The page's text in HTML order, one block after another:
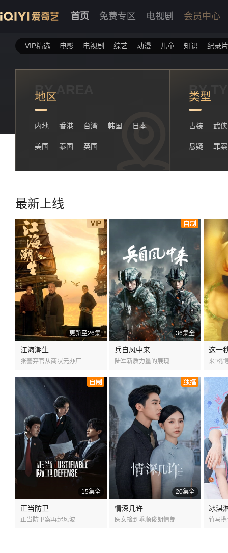
首页 免费专区 电视剧 会员中心
VIP精选 电影 电视剧 综艺 动漫 儿童 知识 纪录片
BY AREA
地区
内地 香港 台湾 韩国 日本
美国 泰国 英国
BY
类型
古装 武侠
悬疑 罪案
最新上线
更新至26集
江海潮生
张謇弃官从商状元办厂
36集全
兵自风中来
陆军新质力量的展现
这一
来“桃
15集全
正当防卫
正当防卫案再起风波
20集全
情深几许
医女捡到乖顺俊朗情郎
冰淇
竹马